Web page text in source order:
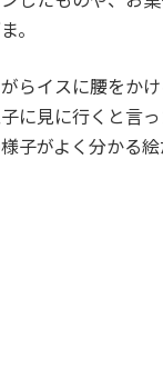
。
らイスに腰をか
に見に行くと言
子がよく分かる